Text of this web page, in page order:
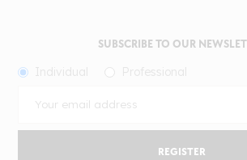
SUBSCRIBE TO OUR
REGISTER